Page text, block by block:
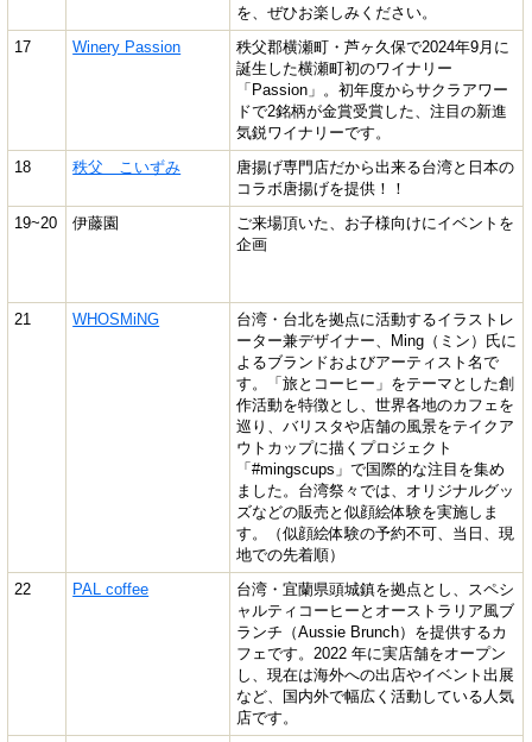
を、ぜひお楽しみください。
17
Winery Passion
秩父郡横瀬町・芦ヶ久保で2024年9月に
誕生した横瀬町初のワイナリー
「Passion」。初年度からサクラアワー
ドで2銘柄が金賞受賞した、注目の新進
気鋭ワイナリーです。
18
秩父 こいずみ
唐揚げ専門店だから出来る台湾と日本の
コラボ唐揚げを提供！！
19~20
伊藤園
ご来場頂いた、お子様向けにイベントを
企画
21 WHOSMiNG
台湾・台北を拠点に活動するイラストレ
ーター兼デザイナー、Ming（ミン）氏に
よるブランドおよびアーティスト名で
す。「旅とコーヒー」をテーマとした創
作活動を特徴とし、世界各地のカフェを
巡り、バリスタや店舗の風景をテイクア
ウトカップに描くプロジェクト
「#mingscups」で国際的な注目を集め
ました。 台湾祭々では、オリジナルグッ
ズなどの販売と似顔絵体験を実施しま
す。（似顔絵体験の予約不可、当日、現
地での先着順）
22
PAL coffee
台湾・宜蘭県頭城鎮を拠点とし、スペシ
ャルティコーヒーとオーストラリア風ブ
ランチ（Aussie Brunch）を提供するカ
フェです。2022 年に実店舗をオープン
し、現在は海外への出店やイベント出展
など、国内外で幅広く活動している人気
店です。